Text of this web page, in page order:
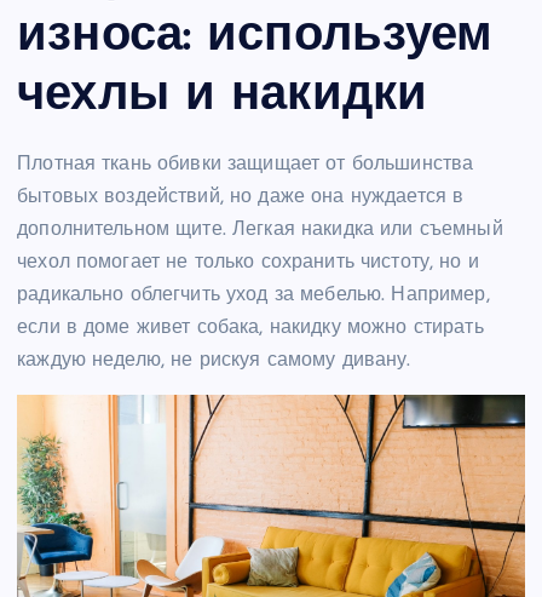
износа: используем
чехлы и накидки
Плотная ткань обивки защищает от большинства
бытовых воздействий, но даже она нуждается в
дополнительном щите. Легкая накидка или съемный
чехол помогает не только сохранить чистоту, но и
радикально облегчить уход за мебелью. Например,
если в доме живет собака, накидку можно стирать
каждую неделю, не рискуя самому дивану.